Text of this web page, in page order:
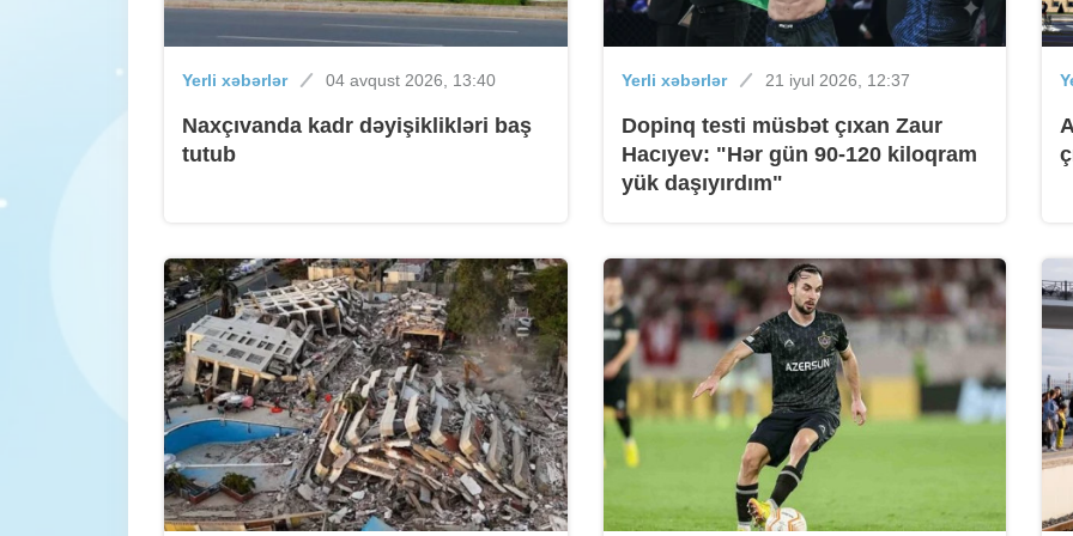
Yerli xəbərlər 04 avqust 2026, 13:40
Naxçıvanda kadr dəyişiklikləri baş
tutub
Yerli xəbərlər 21 iyul 2026, 12:37
Dopinq testi müsbət çıxan Zaur
Hacıyev: "Hər gün 90-120 kiloqram
yük daşıyırdım"